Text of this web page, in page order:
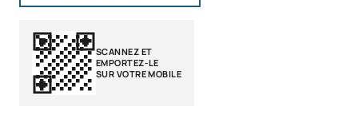
SCANNEZ ET
EMPORTEZ-LE
SUR VOTRE MOBILE